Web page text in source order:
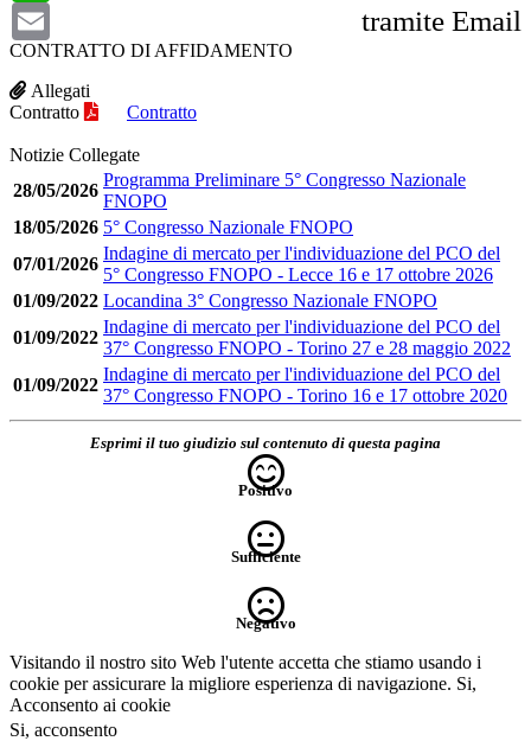
tramite Email
CONTRATTO DI AFFIDAMENTO
Allegati
Contratto
Contratto
Notizie Collegate
28/05/2026
Programma Preliminare 5° Congresso Nazionale
FNOPO
18/05/2026 5° Congresso Nazionale FNOPO
07/01/2026
Indagine di mercato per l'individuazione del PCO del
5° Congresso FNOPO - Lecce 16 e 17 ottobre 2026
01/09/2022 Locandina 3° Congresso Nazionale FNOPO
01/09/2022
Indagine di mercato per l'individuazione del PCO del
37° Congresso FNOPO - Torino 27 e 28 maggio 2022
01/09/2022
Indagine di mercato per l'individuazione del PCO del
37° Congresso FNOPO - Torino 16 e 17 ottobre 2020
Esprimi il tuo giudizio sul contenuto di questa pagina
Positivo
Sufficiente
Negativo
Visitando il nostro sito Web l'utente accetta che stiamo usando i
cookie per assicurare la migliore esperienza di navigazione. Si,
Acconsento ai cookie
Si, acconsento